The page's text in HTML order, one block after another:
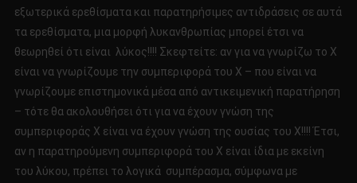
εξωτερικά ερεθίσματα και παρατηρήσιμες αντιδράσεις σε αυτά
τα ερεθίσματα, μια μορφή λυκανθρωπίας μπορεί έτσι να
θεωρηθεί ότι είναι λύκος!!!! Σκεφτείτε: αν για να γνωρίζω το Χ
είναι να γνωρίζουμε την συμπεριφορά του X – που είναι να
γνωρίζουμε επιστημονικά μέσα από αντικειμενική παρατήρηση
– τότε θα ακολουθήσει ότι για να έχουν γνώση της
συμπεριφοράς Χ είναι να έχουν γνώση της ουσίας του X!!!! Έτσι,
αν η παρατηρούμενη συμπεριφορά του Χ είναι ίδια με εκείνη
του λύκου, πρέπει το λογικά συμπέρασμα, σύμφωνα με